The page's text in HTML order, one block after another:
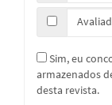
armazenados
desta revista.